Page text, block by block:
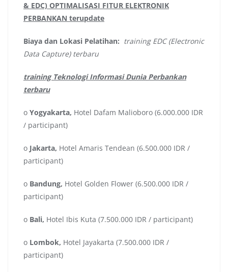
& EDC) OPTIMALISASI FITUR ELEKTRONIK
PERBANKAN terupdate
Biaya dan Lokasi Pelatihan: training EDC (Electronic
Data Capture) terbaru
training Teknologi Informasi Dunia Perbankan
terbaru
o Yogyakarta, Hotel Dafam Malioboro (6.000.000 IDR
/ participant)
o Jakarta, Hotel Amaris Tendean (6.500.000 IDR /
participant)
o Bandung, Hotel Golden Flower (6.500.000 IDR /
participant)
o Bali, Hotel Ibis Kuta (7.500.000 IDR / participant)
o Lombok, Hotel Jayakarta (7.500.000 IDR /
participant)